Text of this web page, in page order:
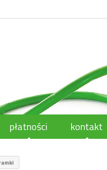
płatności kontakt